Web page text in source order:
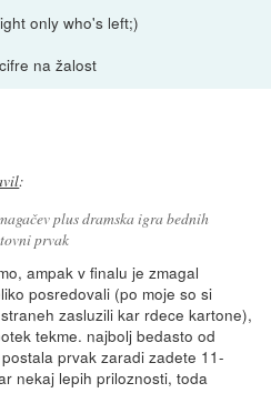
only who's left;)
na žalost
:
plus dramska igra bednih
prvak
ampak v finalu je zmagal
posredovali (po moje so si
zasluzili kar rdece kartone),
tekme. najbolj bedasto od
prvak zaradi zadete 11-
nekaj lepih priloznosti, toda